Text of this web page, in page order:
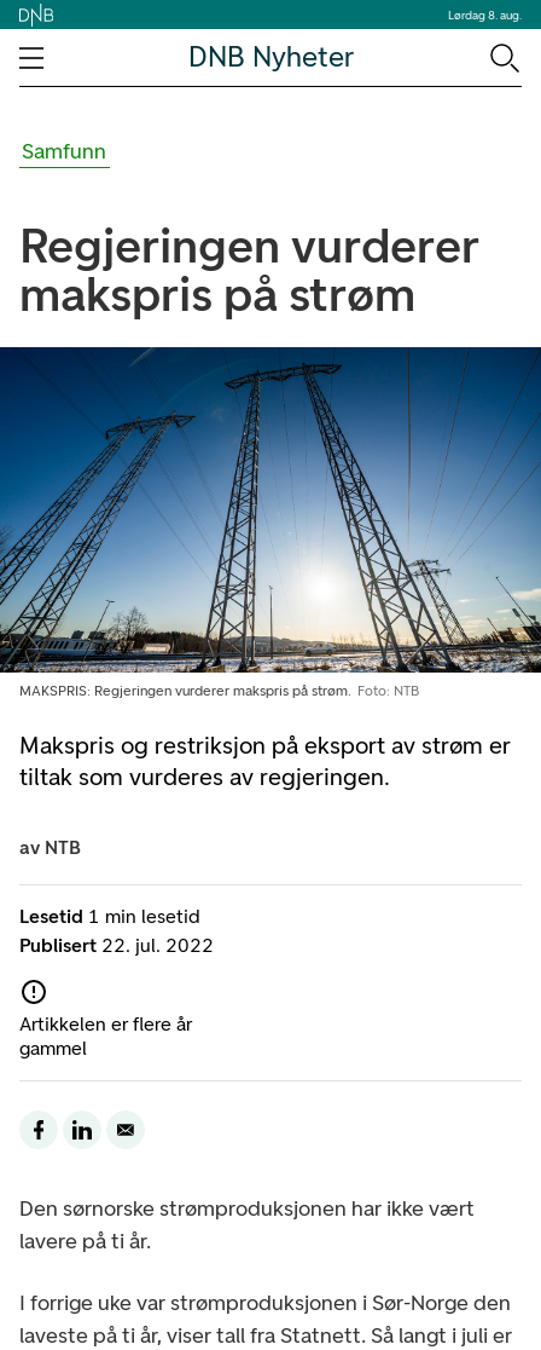
Lørdag 8. aug.
DNB Nyheter
Samfunn
Regjeringen vurderer
makspris på strøm
Makspris og restriksjon på eksport av strøm er
tiltak som vurderes av regjeringen.
MAKSPRIS: Regjeringen vurderer makspris på strøm. Foto: NTB
Lesetid 1 min lesetid
Publisert 22. jul. 2022
Artikkelen er flere år
gammel
av NTB
Den sørnorske strømproduksjonen har ikke vært
lavere på ti år.
I forrige uke var strømproduksjonen i Sør-Norge den
laveste på ti år, viser tall fra Statnett. Så langt i juli er